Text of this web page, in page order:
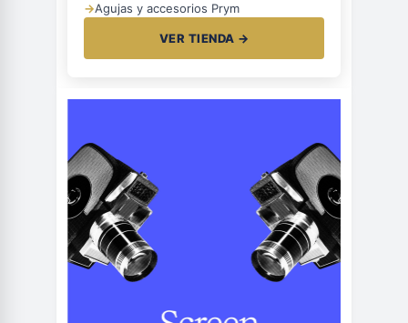
→Agujas y accesorios Prym
VER TIENDA →